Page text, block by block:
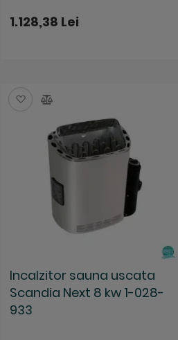
1.128,38 Lei
Incalzitor sauna uscata
Scandia Next 8 kw 1-028-
933
SalveazaCompara